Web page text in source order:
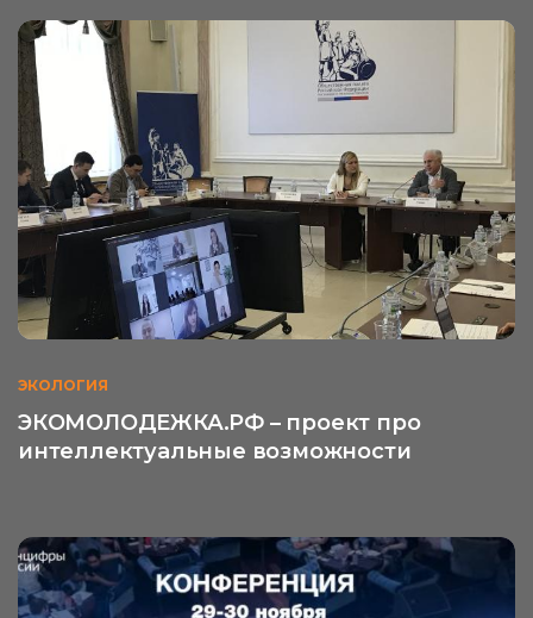
ЭКОЛОГИЯ
ЭКОМОЛОДЕЖКА.РФ – проект про
интеллектуальные возможности